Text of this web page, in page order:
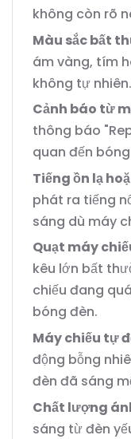
không còn rõ
Màu sắc bất
ám vàng, tím
không tự nhiên.
Cảnh báo từ
thông báo
quan đến
Tiếng ồn lạ
phát ra tiếng
sáng dù máy
Quạt máy
kêu lớn bất
chiếu đang
bóng đèn.
Máy chiếu tự
động bỗng
đèn đã sáng
Chất lượng
sáng từ đèn